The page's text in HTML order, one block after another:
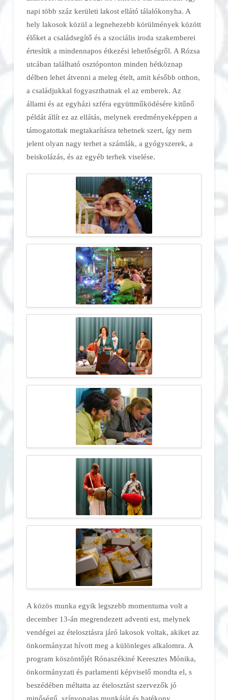
napi több száz kerületi lakost ellátó tálalókonyha. A
hely lakosok közül a legnehezebb körülmények között
élőket a családsegítő és a szociális iroda szakemberei
értesítik a mindennapos étkezési lehetőségről. A Rózsa
utcában található osztóponton minden hétköznap
délben lehet átvenni a meleg ételt, amit később otthon,
a családjukkal fogyaszthatnak el az emberek. Az
állami és az egyházi szféra együttműködésére kitűnő
példát állít ez az ellátás, melynek eredményeképpen a
támogatottak megtakarításra tehetnek szert, így nem
jelent olyan nagy terhet a számlák, a gyógyszerek, a
beiskolázás, és az egyéb terhek viselése.
A közös munka egyik legszebb momentuma volt a
december 13-án megrendezett adventi est, melynek
vendégei az ételosztásra járó lakosok voltak, akiket az
önkormányzat hívott meg a különleges alkalomra. A
program köszöntőjét Rónaszékiné Keresztes Mónika,
önkormányzati és parlamenti képviselő mondta el, s
beszédében méltatta az ételosztást szervezők jó
minőségű, színvonalas munkáját és hatékony